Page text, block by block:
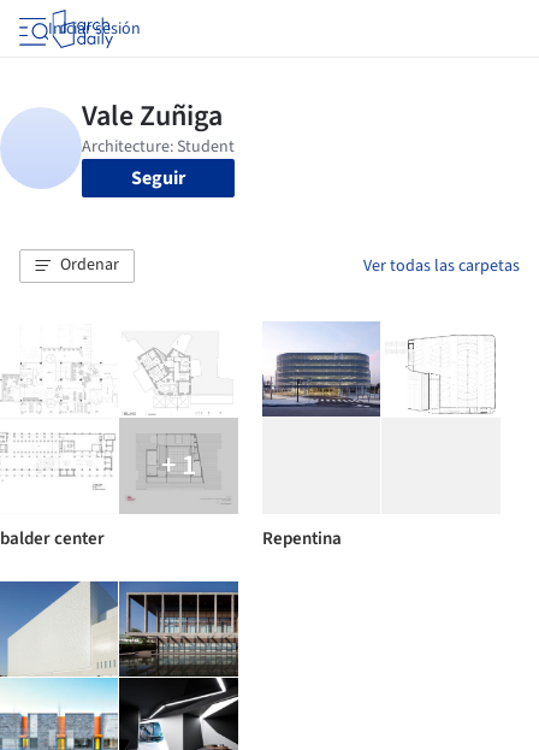
Iniciar sesión
Seguir
Ordenar Ver todas las carpetas
+ 1
balder center Repentina